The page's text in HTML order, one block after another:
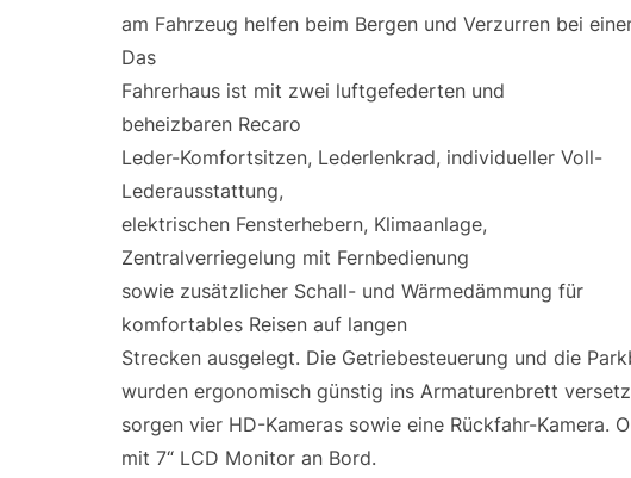
am Fahrzeug helfen beim Bergen und Verzurren bei
Das
Fahrerhaus ist mit zwei luftgefederten und
beheizbaren Recaro
Leder-Komfortsitzen, Lederlenkrad, individueller Voll-
Lederausstattung,
elektrischen Fensterhebern, Klimaanlage,
Zentralverriegelung mit Fernbedienung
sowie zusätzlicher Schall- und Wärmedämmung für
komfortables Reisen auf langen
Strecken ausgelegt. Die Getriebesteuerung und die
wurden ergonomisch günstig ins Armaturenbrett
sorgen vier HD-Kameras sowie eine Rückfahr-Kamera.
mit 7“ LCD Monitor an Bord.